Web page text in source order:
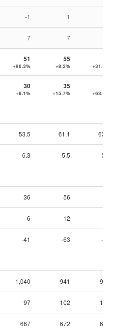
-1 1
7 7
51
+96.3%
55
+8.2% +31.6%
30
+8.1%
35
+15.7% +63.5%
53.5 61.1 63.8
6.3 5.5 3.7
36 56
6 -12
-41 -63 -57
1,040 941 900
97 102 104
667 672 689